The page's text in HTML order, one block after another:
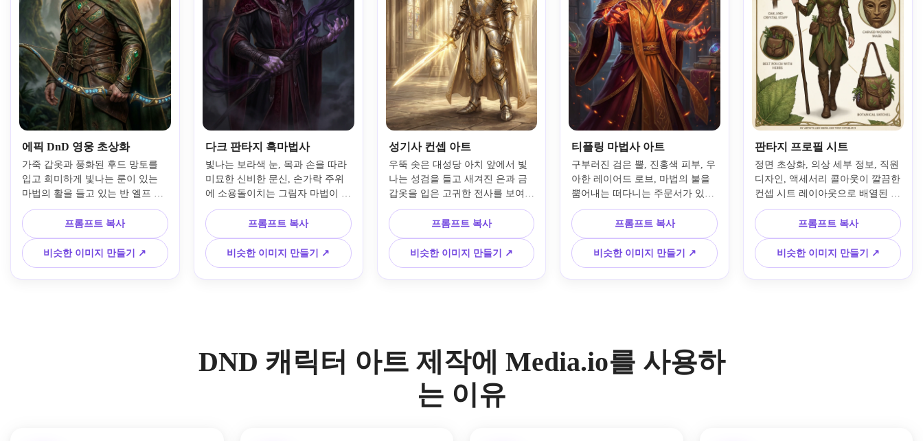
에픽 DnD 영웅 초상화
가죽 갑옷과 풍화된 후드 망토를
입고 희미하게 빛나는 룬이 있는
마법의 활을 들고 있는 반 엘프 레
인저의 영화 판타지 초상화. 안개
가 자욱한 숲 배경, 극적인 림 조
명, 사실적인 피부 질감, 에메랄드
와 골드 팔레트, 영웅적인 분위기,
매우 세밀한 하이 판타지 컨셉 아
트.
프롬프트 복사
비슷한 이미지 만들기 ↗
다크 판타지 흑마법사
빛나는 보라색 눈, 목과 손을 따라
미묘한 신비한 문신, 손가락 주위
에 소용돌이치는 그림자 마법이 있
는 다크 판타지 DnD 흑마법사 초
상화. 풍부한 원단 질감, 무디 대비
조명, 스모키 배경, 신비로운 표현,
드라마틱한 분위기의 광택 RPG 키
아트가있는 검은색과 진홍색 로브.
프롬프트 복사
비슷한 이미지 만들기 ↗
성기사 컨셉 아트
우뚝 솟은 대성당 아치 앞에서 빛
나는 성검을 들고 새겨진 은과 금
갑옷을 입은 고귀한 전사를 보여주
는 판타지 성기사 컨셉 아트. 밝은
광선, 반사 금속 질감, 차분한 영웅
적인 자세, 깔끔한 구성, 따뜻한 아
이보리와 골드 톤, 날카로운 갑옷
디테일이 있는 영화 같은 판타지
일러스트레이션.
프롬프트 복사
비슷한 이미지 만들기 ↗
티플링 마법사 아트
구부러진 검은 뿔, 진홍색 피부, 우
아한 레이어드 로브, 마법의 불을
뿜어내는 떠다니는 주문서가 있는
디테일한 티프링 마법사 캐릭터 초
상화. 장면을 흐르는 불씨, 깊은 루
비와 호박색 색상 팔레트, 극적인
측면 조명, 세련된 얼굴 특징, 신비
로운 에너지가 가득한 높은 디테일
의 판타지 캐릭터 디자인.
프롬프트 복사
비슷한 이미지 만들기 ↗
판타지 프로필 시트
정면 초상화, 의상 세부 정보, 직원
디자인, 액세서리 콜아웃이 깔끔한
컨셉 시트 레이아웃으로 배열된 엘
프 드루이드를 위한 세련된 D&D
캐릭터 참조 시트입니다. 자연 모
티브, 잎 질감, 부드러운 녹색과 어
스톤 팔레트, 균형 잡힌 스튜디오
스타일 조명, 전문적인 판타지 디
자인 프레젠테이션.
프롬프트 복사
비슷한 이미지 만들기 ↗
DND 캐릭터 아트 제작에 Media.io를 사용하
는 이유